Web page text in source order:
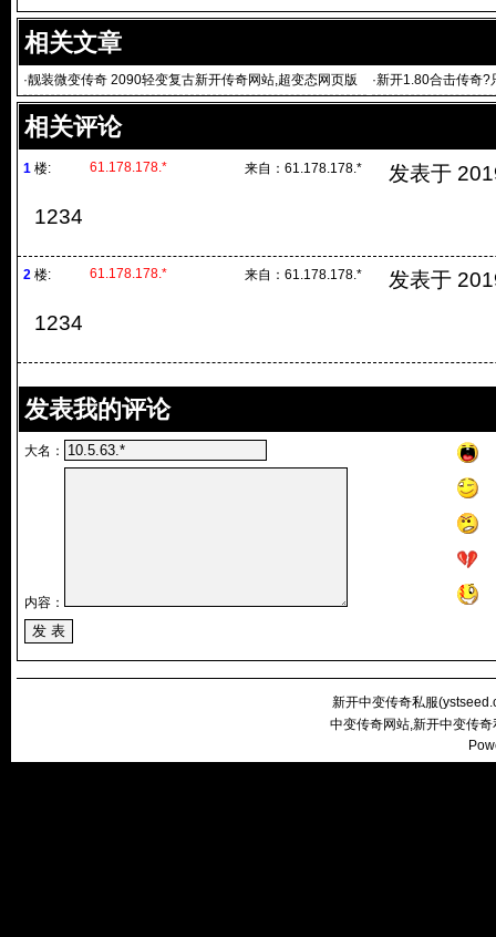
相关文章
·靓装微变传奇 2090轻变复古新开传奇网站,超变态网页版
传奇，新开变态传奇
·新开1.80合击传奇?
相关评论
1 楼: 61.178.178.* 来自： 61.178.178.*
发表于
1234
2 楼: 61.178.178.* 来自： 61.178.178.*
发表于
1234
发表我的评论
大名：
内容：
新开中变传奇私服(
中变传奇网站,新开中变传